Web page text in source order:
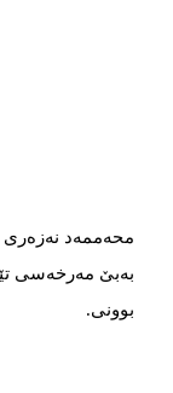
بوونی.